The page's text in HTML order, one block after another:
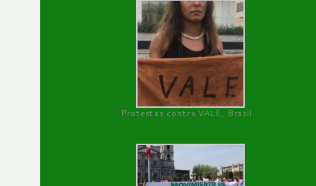
Protestas contra VALE, Brasil